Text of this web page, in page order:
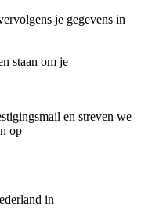
je gegevens in
staan om je
en streven we
op
in